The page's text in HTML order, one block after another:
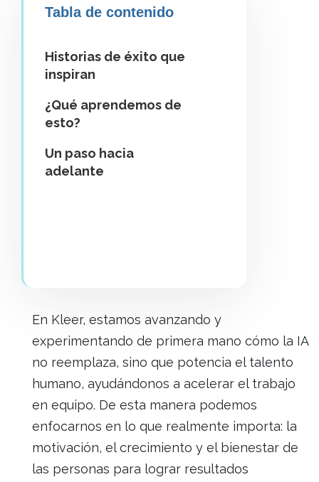
Tabla de contenido
Historias de éxito que
inspiran
¿Qué aprendemos de
esto?
Un paso hacia
adelante
En Kleer, estamos avanzando y
experimentando de primera mano cómo la IA
no reemplaza, sino que potencia el talento
humano, ayudándonos a acelerar el trabajo
en equipo. De esta manera podemos
enfocarnos en lo que realmente importa: la
motivación, el crecimiento y el bienestar de
las personas para lograr resultados